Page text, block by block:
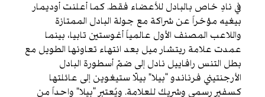
في نادٍ خاص بالبادل للأعضاء فقط. كما أعلنت أوديمار
بيغيه مؤخراً عن شراكة مع جولة البادل الممتازة
واللاعب المصنف الأول عالمياً أغوستين تابيا، بينما
عمدت علامة ريتشار ميل بعد انتهاء تعاونها الطويل مع
بطل التنس رافاييل نادل إلى ضمّ أسطورة البادل
الأرجنتيني فرناندو “بيلا” بيلّا ستيغوين إلى عائلتها
كسفير رسمي وشريك للعلامة. ويُعتبر “بيلا” واحداً من